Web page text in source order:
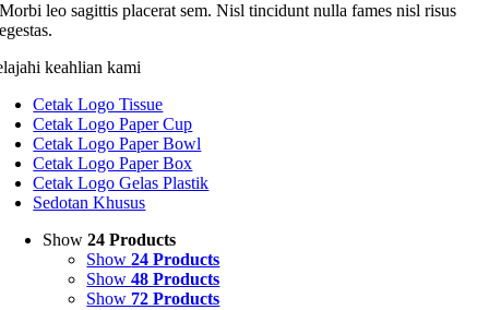
Morbi leo sagittis placerat sem. Nisl tincidunt nulla fames nisl risus
egestas.
keahlian kami
Cetak Logo Tissue
Cetak Logo Paper Cup
Cetak Logo Paper Bowl
Cetak Logo Paper Box
Cetak Logo Gelas Plastik
Sedotan Khusus
Show24 Products
Show24 Products
Show48 Products
Show 72 Products